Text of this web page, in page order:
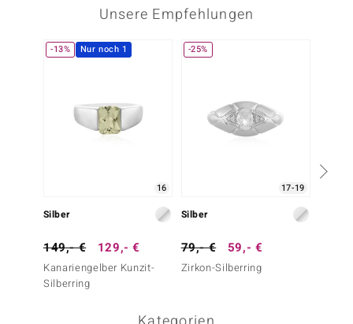
Unsere Empfehlungen
-13% Nur noch 1
16
Silber
149,- € 129,- €
Kanariengelber Kunzit-
Silberring
-25%
17-19
Silber
79,- € 59,- €
Zirkon-Silberring